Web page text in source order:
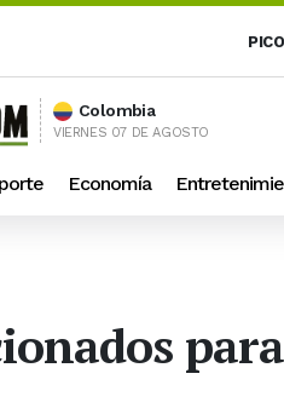
Colombia
VIERNES 07 DE AGOSTO
Economía